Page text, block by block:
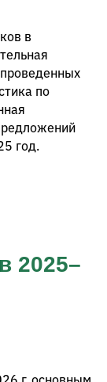
в
по
год.
2025–